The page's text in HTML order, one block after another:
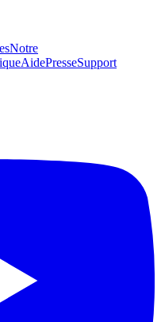
Notre
AidePresseSupport